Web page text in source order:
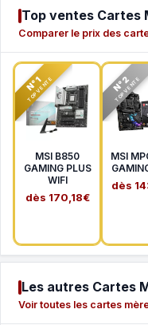
Top ventes Cartes
Comparer le prix des
N°1
TOP VENTE
MSI B850
GAMING PLUS
WIFI
dès 170,18€
N°2
TOP VENTE
MSI
dès
Les autres Cartes
Voir toutes les cartes